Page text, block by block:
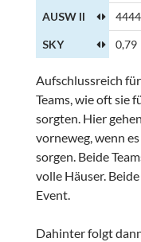
AUSW II
SKY 0,79
Aufschlussreich
Teams, wie oft sie
sorgten. Hier
vorneweg, wenn
sorgen. Beide
volle Häuser.
Event.
Dahinter folgt